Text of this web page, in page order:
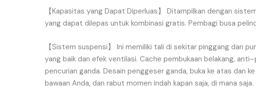
【Kapasitas yang Dapat Diperluas】 Ditampilkan dengan
yang dapat dilepas untuk kombinasi gratis. Pembagi busa
【Sistem suspensi】 Ini memiliki tali di sekitar pinggang dan
yang baik dan efek ventilasi. Cache pembukaan belakang, anti–
pencurian ganda. Desain penggeser ganda, buka ke atas dan ke
bawaan Anda, dan rabut momen indah kapan saja, di mana saja.